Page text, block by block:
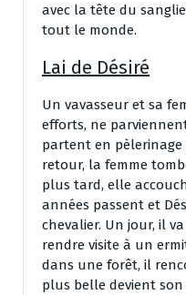
avec la tête du
tout le monde.
Lai de Désiré
Un vavasseur et sa
efforts, ne
partent en pèlerinage
retour, la femme
plus tard, elle
années passent et
chevalier. Un jour, il
rendre visite à un
dans une forêt, il
plus belle devient